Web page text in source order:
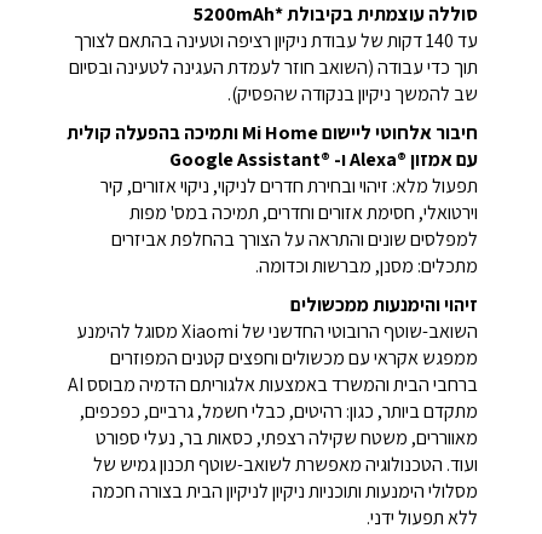
סוללה עוצמתית בקיבולת *5200mAh
עד 140 דקות של עבודת ניקיון רציפה וטעינה בהתאם לצורך
תוך כדי עבודה (השואב חוזר לעמדת העגינה לטעינה ובסיום
שב להמשך ניקיון בנקודה שהפסיק).
חיבור אלחוטי ליישום Mi Home ותמיכה בהפעלה קולית
עם אמזון ®Alexa ו- ®Google Assistant
תפעול מלא: זיהוי ובחירת חדרים לניקוי, ניקוי אזורים, קיר
וירטואלי, חסימת אזורים וחדרים, תמיכה במס' מפות
למפלסים שונים והתראה על הצורך בהחלפת אביזרים
מתכלים: מסנן, מברשות וכדומה.
זיהוי והימנעות ממכשולים
השואב-שוטף הרובוטי החדשני של Xiaomi מסוגל להימנע
ממפגש אקראי עם מכשולים וחפצים קטנים המפוזרים
ברחבי הבית והמשרד באמצעות אלגוריתם הדמיה מבוסס AI
מתקדם ביותר, כגון: רהיטים, כבלי חשמל, גרביים, כפכפים,
מאווררים, משטח שקילה רצפתי, כסאות בר, נעלי ספורט
ועוד. הטכנולוגיה מאפשרת לשואב-שוטף תכנון גמיש של
מסלולי הימנעות ותוכניות ניקיון לניקיון הבית בצורה חכמה
ללא תפעול ידני.